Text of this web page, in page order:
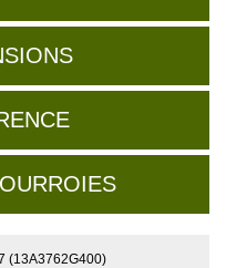
(13A3762G400)